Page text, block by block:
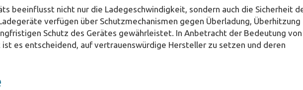
beeinflusst nicht nur die Ladegeschwindigkeit, sondern auch die Sicherheit
verfügen über Schutzmechanismen gegen Überladung, Überhitzung
Schutz des Gerätes gewährleistet. In Anbetracht der Bedeutung von
es entscheidend, auf vertrauenswürdige Hersteller zu setzen und deren